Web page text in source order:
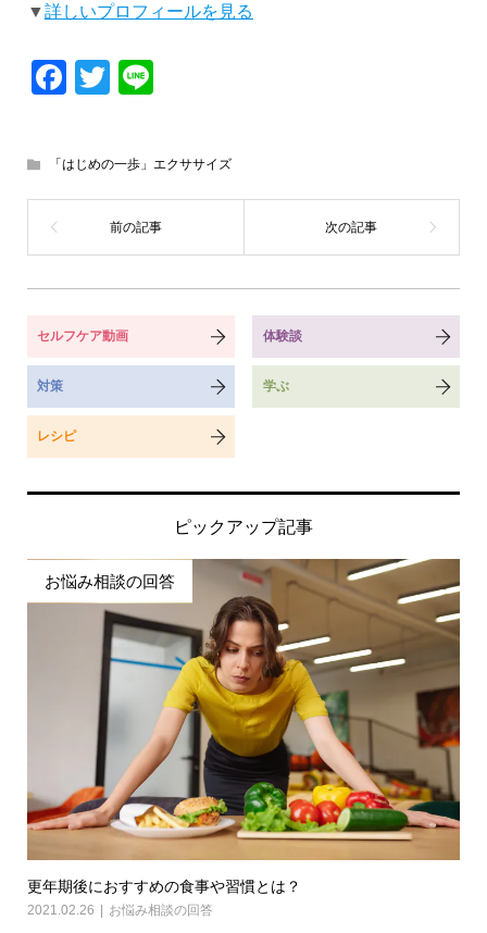
▼詳しいプロフィールを見る
Facebook
Twitter
「はじめの一歩」エクササイズ
セルフケア動画 体験談
対策 学ぶ
レシピ
ピックアップ記事
お悩み相談の回答
更年期後におすすめの食事や習慣とは？
2021.02.26 お悩み相談の回答